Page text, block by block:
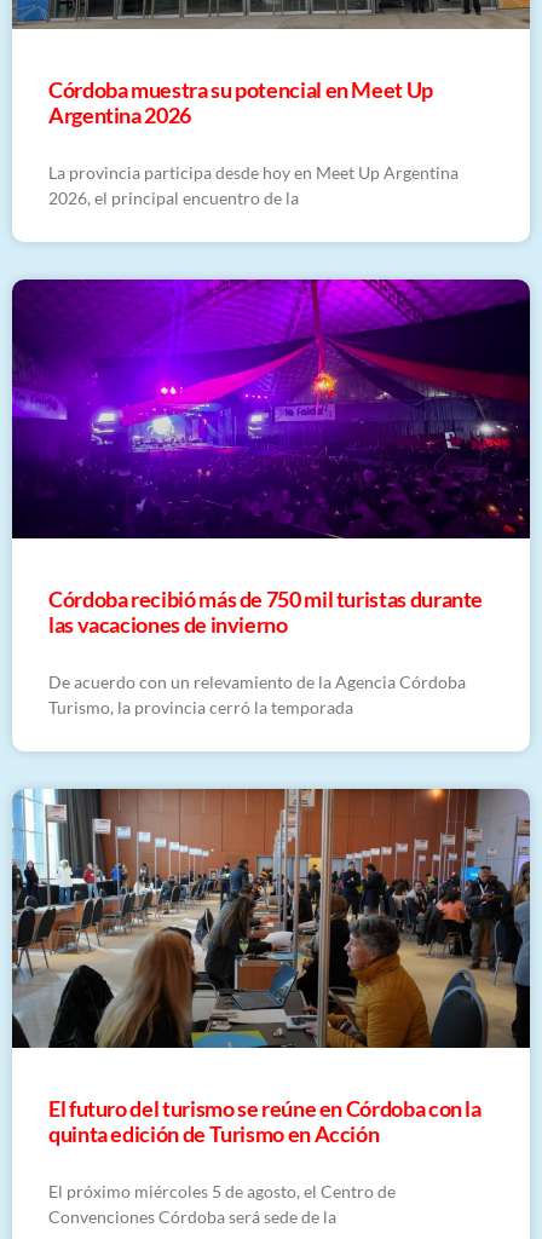
Córdoba muestra su potencial en Meet Up
Argentina 2026
La provincia participa desde hoy en Meet Up Argentina
2026, el principal encuentro de la
Córdoba recibió más de 750 mil turistas durante
las vacaciones de invierno
De acuerdo con un relevamiento de la Agencia Córdoba
Turismo, la provincia cerró la temporada
El futuro del turismo se reúne en Córdoba con la
quinta edición de Turismo en Acción
El próximo miércoles 5 de agosto, el Centro de
Convenciones Córdoba será sede de la